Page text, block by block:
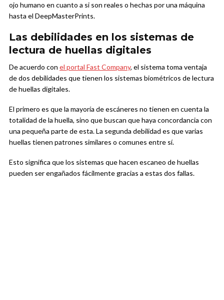
ojo humano en cuanto a si son reales o hechas por una máquina
hasta el DeepMasterPrints.
Las debilidades en los sistemas de
lectura de huellas digitales
De acuerdo con el portal Fast Company, el sistema toma ventaja
de dos debilidades que tienen los sistemas biométricos de lectura
de huellas digitales.
El primero es que la mayoría de escáneres no tienen en cuenta la
totalidad de la huella, sino que buscan que haya concordancia con
una pequeña parte de esta. La segunda debilidad es que varias
huellas tienen patrones similares o comunes entre sí.
Esto significa que los sistemas que hacen escaneo de huellas
pueden ser engañados fácilmente gracias a estas dos fallas.